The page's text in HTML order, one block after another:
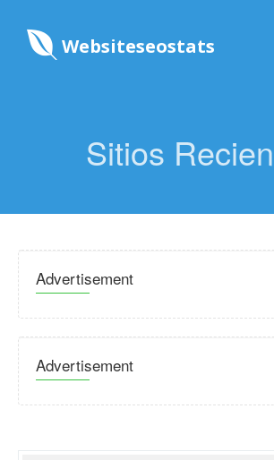
Websiteseostats
Sitios
Advertisement
Advertisement